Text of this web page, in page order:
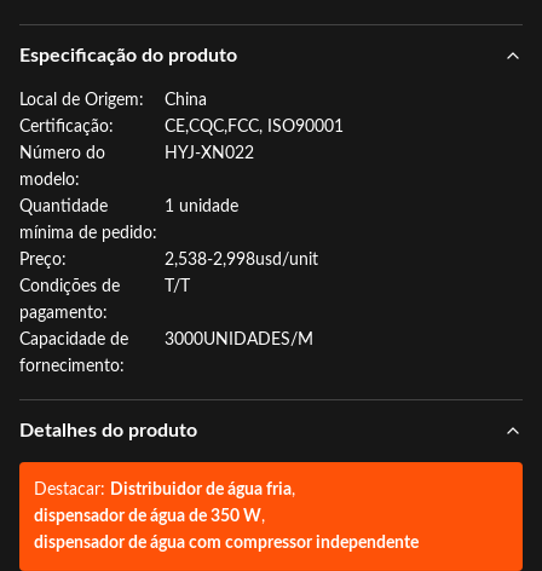
Especificação do produto
Local de Origem:
China
Certificação:
CE,CQC,FCC, ISO90001
Número do
modelo:
HYJ-XN022
Quantidade
mínima de pedido:
1 unidade
Preço:
2,538-2,998usd/unit
Condições de
pagamento:
T/T
Capacidade de
fornecimento:
3000UNIDADES/M
Detalhes do produto
Destacar: Distribuidor de água fria,
dispensador de água de 350 W,
dispensador de água com compressor independente